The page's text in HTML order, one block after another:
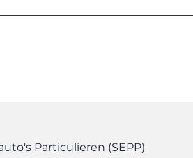
Particulieren (SEPP)